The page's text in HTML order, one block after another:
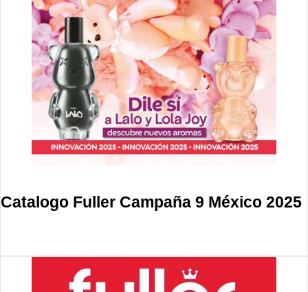
Catalogo Fuller Campaña 9 México 2025